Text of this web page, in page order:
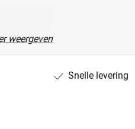
weergeven
Snelle levering